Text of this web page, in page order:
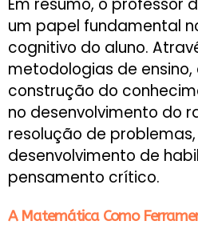
Em resumo, o
um papel fundamental
cognitivo do aluno.
metodologias de
construção do
no desenvolvimento do
resolução de
desenvolvimento de
pensamento crítico.
A Matemática Como